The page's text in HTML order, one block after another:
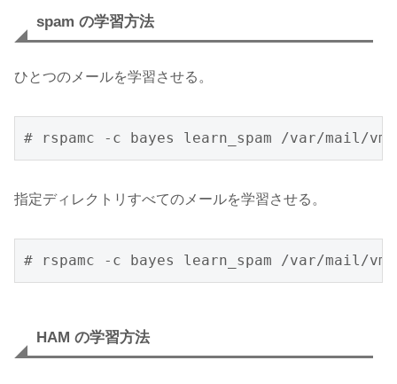
spam の学習方法
ひとつのメールを学習させる。
# rspamc -c bayes learn_spam /var/mail/
指定ディレクトリすべてのメールを学習させる。
# rspamc -c bayes learn_spam /var/mail/
HAM の学習方法